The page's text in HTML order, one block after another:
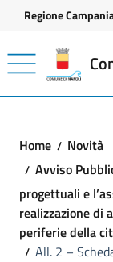
Vai ai contenuti
Vai al footer
Regione
Home
Novità
Avviso
progettuali e
realizzazione di
periferie della
All. 2 –